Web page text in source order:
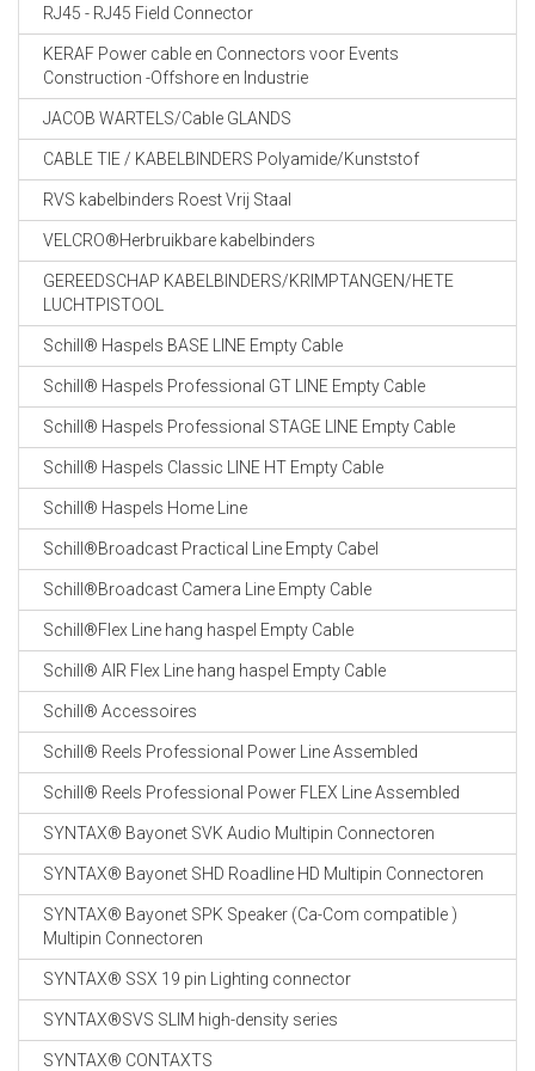
RJ45 - RJ45 Field Connector
KERAF Power cable en Connectors voor Events
Construction -Offshore en Industrie
JACOB WARTELS/Cable GLANDS
CABLE TIE / KABELBINDERS Polyamide/Kunststof
RVS kabelbinders Roest Vrij Staal
VELCRO®Herbruikbare kabelbinders
GEREEDSCHAP KABELBINDERS/KRIMPTANGEN/HETE
LUCHTPISTOOL
Schill® Haspels BASE LINE Empty Cable
Schill® Haspels Professional GT LINE Empty Cable
Schill® Haspels Professional STAGE LINE Empty Cable
Schill® Haspels Classic LINE HT Empty Cable
Schill® Haspels Home Line
Schill®Broadcast Practical Line Empty Cabel
Schill®Broadcast Camera Line Empty Cable
Schill®Flex Line hang haspel Empty Cable
Schill® AIR Flex Line hang haspel Empty Cable
Schill® Accessoires
Schill® Reels Professional Power Line Assembled
Schill® Reels Professional Power FLEX Line Assembled
SYNTAX® Bayonet SVK Audio Multipin Connectoren
SYNTAX® Bayonet SHD Roadline HD Multipin Connectoren
SYNTAX® Bayonet SPK Speaker (Ca-Com compatible )
Multipin Connectoren
SYNTAX® SSX 19 pin Lighting connector
SYNTAX®SVS SLIM high-density series
SYNTAX® CONTAXTS